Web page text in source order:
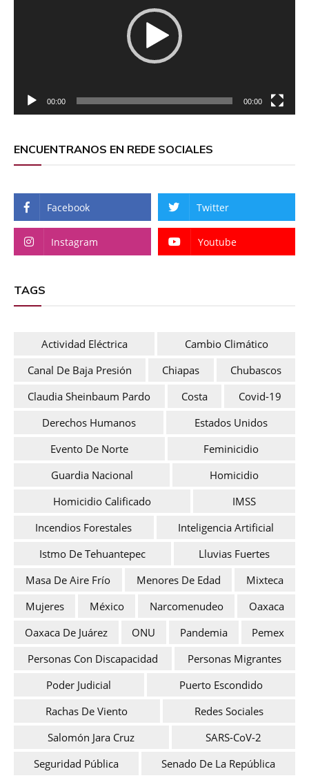
00:00 00:00
ENCUENTRANOS EN REDE SOCIALES
Facebook Twitter
Instagram Youtube
TAGS
Actividad Eléctrica
Cambio Climático
Canal De Baja Presión
Chiapas
Chubascos
Claudia Sheinbaum Pardo
Costa
Covid-19
Derechos Humanos
Estados Unidos
Evento De Norte
Feminicidio
Guardia Nacional
Homicidio
Homicidio Calificado
IMSS
Incendios Forestales
Inteligencia Artificial
Istmo De Tehuantepec
Lluvias Fuertes
Masa De Aire Frío
Menores De Edad
Mixteca
Mujeres
México Narcomenudeo
Oaxaca
Oaxaca De Juárez
ONU Pandemia
Pemex
Personas Con Discapacidad
Personas Migrantes
Poder Judicial
Puerto Escondido
Rachas De Viento
Redes Sociales
Salomón Jara Cruz
SARS-CoV-2
Seguridad Pública
Senado De La República